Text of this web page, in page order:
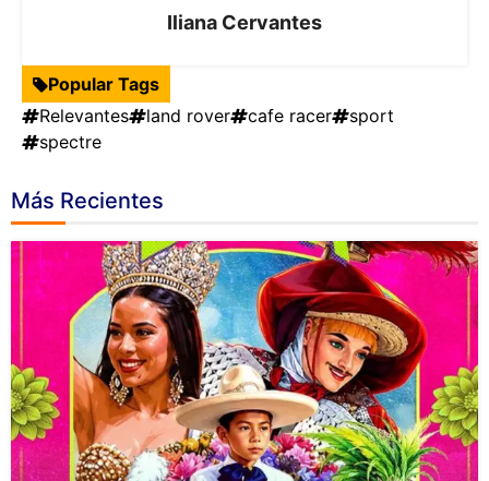
Iliana Cervantes
Popular Tags
Relevantes
land rover cafe racer
sport
spectre
Más Recientes